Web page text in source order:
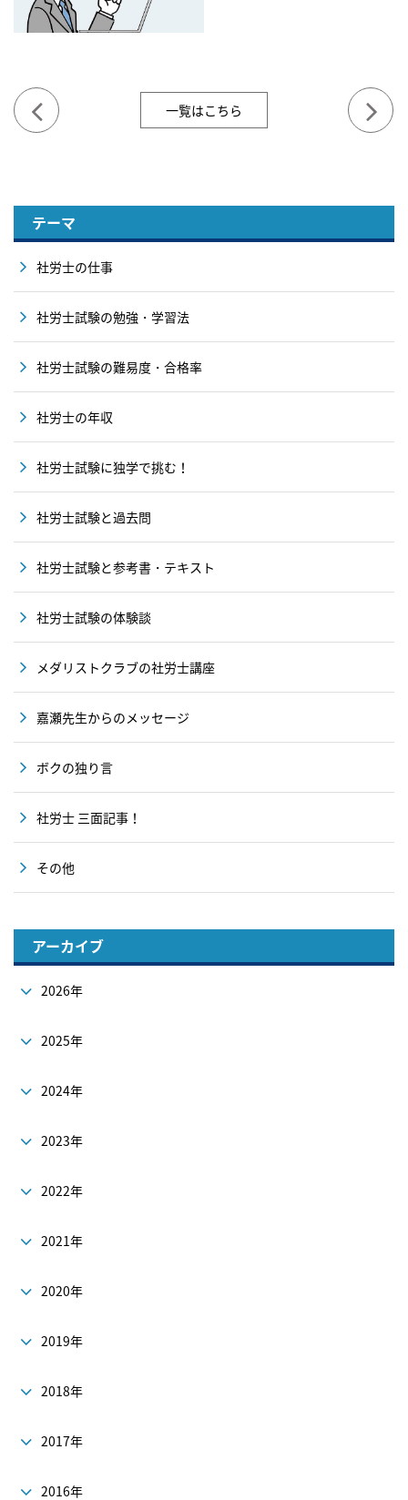
一覧はこちら
テーマ
社労士の仕事
社労士試験の勉強・学習法
社労士試験の難易度・合格率
社労士の年収
社労士試験に独学で挑む！
社労士試験と過去問
社労士試験と参考書・テキスト
社労士試験の体験談
メダリストクラブの社労士講座
嘉瀬先生からのメッセージ
ボクの独り言
社労士 三面記事！
その他
アーカイブ
2026年
2025年
2024年
2023年
2022年
2021年
2020年
2019年
2018年
2017年
2016年